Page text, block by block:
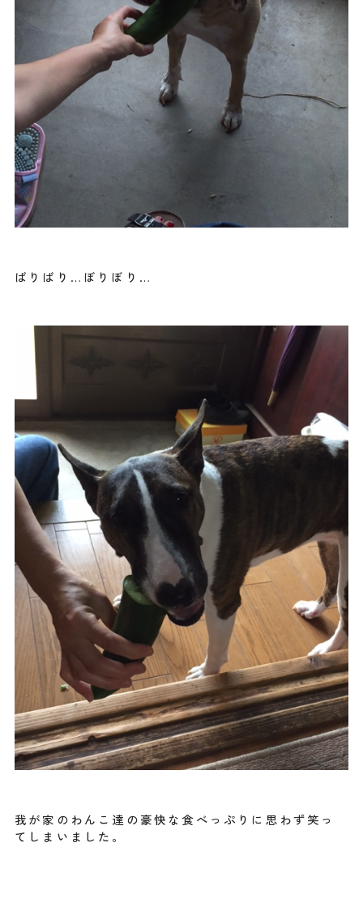
ばりばり…ぼりぼり…
我が家のわんこ達の豪快な食べっぷりに思わず笑っ
てしまいました。